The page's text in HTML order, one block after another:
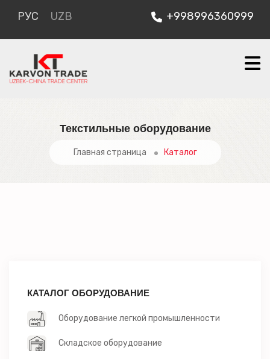
РУС UZB +998996360999
Текстильные оборудование
Главная страница Каталог
КАТАЛОГ ОБОРУДОВАНИЕ
Оборудование легкой промышленности
Складское оборудование